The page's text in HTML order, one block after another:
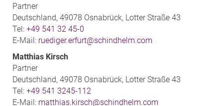
Partner
Deutschland, 49078 Osnabrück, Lotter Straße 43
Tel: +49 541 32 45-0
E-Mail: ruediger.erfurt@schindhelm.com
Matthias Kirsch
Partner
Deutschland, 49078 Osnabrück, Lotter Straße 43
Tel: +49 541 3245-112
E-Mail: matthias.kirsch@schindhelm.com